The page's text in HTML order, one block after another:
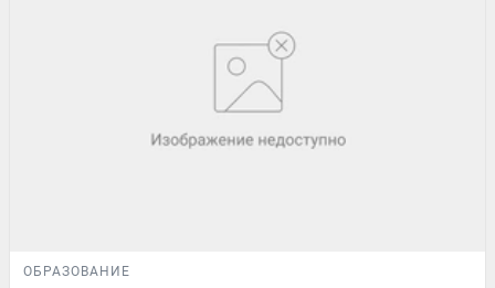
ОБРАЗОВАНИЕ